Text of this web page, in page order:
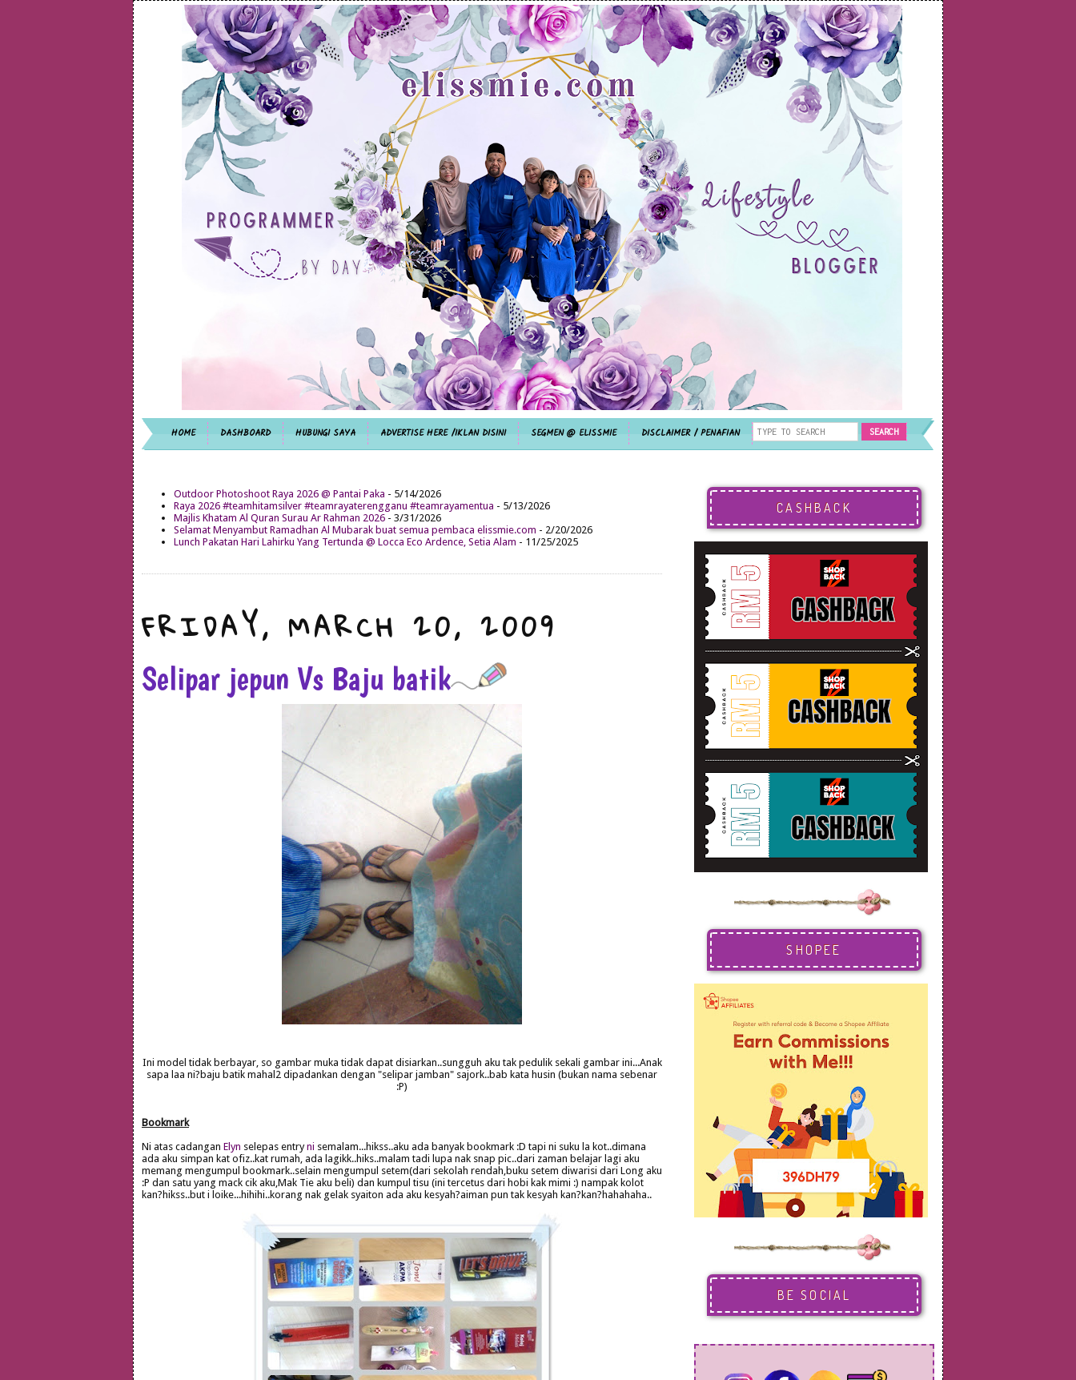
HOME DASHBOARD HUBUNGI SAYA ADVERTISE HERE /IKLAN DISINI SEGMEN @ ELISSMIE DISCLAIMER / PENAFIAN
Outdoor Photoshoot Raya 2026 @ Pantai Paka - 5/14/2026
Raya 2026 #teamhitamsilver #teamrayaterengganu #teamrayamentua - 5/13/2026
Majlis Khatam Al Quran Surau Ar Rahman 2026 - 3/31/2026
Selamat Menyambut Ramadhan Al Mubarak buat semua pembaca elissmie.com - 2/20/2026
Lunch Pakatan Hari Lahirku Yang Tertunda @ Locca Eco Ardence, Setia Alam - 11/25/2025
FRIDAY, MARCH 20, 2009
Selipar jepun Vs Baju batik
Ini model tidak berbayar, so gambar muka tidak dapat disiarkan..sungguh aku tak pedulik sekali gambar ini...Anak
sapa laa ni?baju batik mahal2 dipadankan dengan "selipar jamban" sajork..bab kata husin (bukan nama sebenar
:P)
Bookmark
Ni atas cadangan Elyn selepas entryni semalam...hikss..aku ada banyak bookmark :D tapi ni suku la kot..dimana
ada aku simpan kat ofiz..kat rumah, ada lagikk..hiks..malam tadi lupa nak snap pic..dari zaman belajar lagi aku
memang mengumpul bookmark..selain mengumpul setem(dari sekolah rendah,buku setem diwarisi dari Long aku
:P dan satu yang mack cik aku,Mak Tie aku beli) dan kumpul tisu (ini tercetus dari hobi kak mimi :) nampak kolot
kan?hikss..but i loike...hihihi..korang nak gelak syaiton ada aku kesyah?aiman pun tak kesyah kan?kan?hahahaha..
CASHBACK
SHOPEE
BE SOCIAL